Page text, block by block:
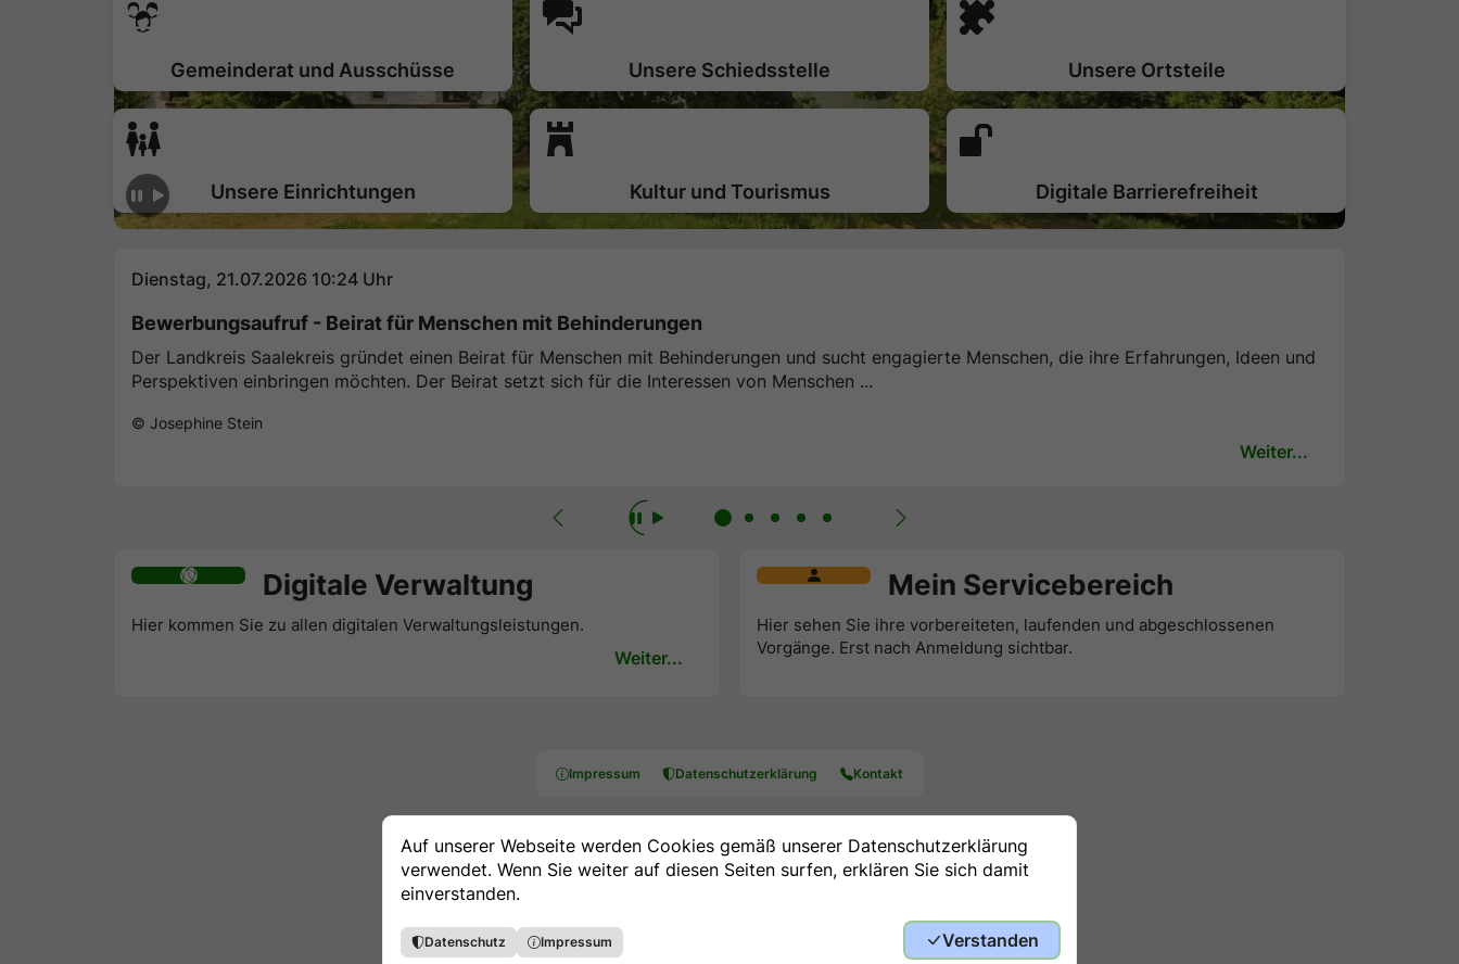
Gemeinderat und Ausschüsse Unsere Schiedsstelle Unsere Ortsteile
Unsere Einrichtungen Kultur und Tourismus Digitale Barrierefreiheit
Aktuelle Meldungen
Dienstag, 21.07.2026 10:24 Uhr
Bewerbungsaufruf - Beirat für Menschen mit Behinderungen
Der Landkreis Saalekreis gründet einen Beirat für Menschen mit Behinderungen und sucht engagierte Menschen, die ihre Erfahrungen, Ideen und
Perspektiven einbringen möchten. Der Beirat setzt sich für die Interessen von Menschen ...
© Josephine Stein
Weiter...
Digitale Verwaltung
Hier kommen Sie zu allen digitalen Verwaltungsleistungen.
Weiter...
Mein Servicebereich
Hier sehen Sie ihre vorbereiteten, laufenden und abgeschlossenen
Vorgänge. Erst nach Anmeldung sichtbar.
Impressum Datenschutzerklärung Kontakt
Auf unserer Webseite werden Cookies gemäß unserer Datenschutzerklärung
verwendet. Wenn Sie weiter auf diesen Seiten surfen, erklären Sie sich damit
einverstanden.
Datenschutz Impressum Verstanden